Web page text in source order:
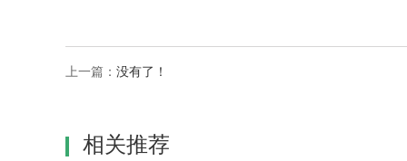
上一篇： 没有了！
相关推荐